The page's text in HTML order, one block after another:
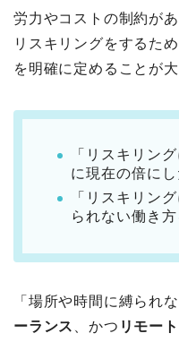
労力やコストの制約が
リスキリングをするた
を明確に定めることが大
「リスキリン
に現在の倍にし
「リスキリン
られない働き方
「場所や時間に縛られ
ーランス
、かつ リモー